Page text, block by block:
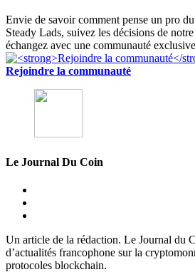
Envie de savoir comment pense un pro
Steady Lads, suivez les décisions de
échangez avec une communauté
Rejoindre la communauté
Le Journal Du Coin
Un article de la rédaction. Le Journal du
d’actualités francophone sur la
protocoles blockchain.